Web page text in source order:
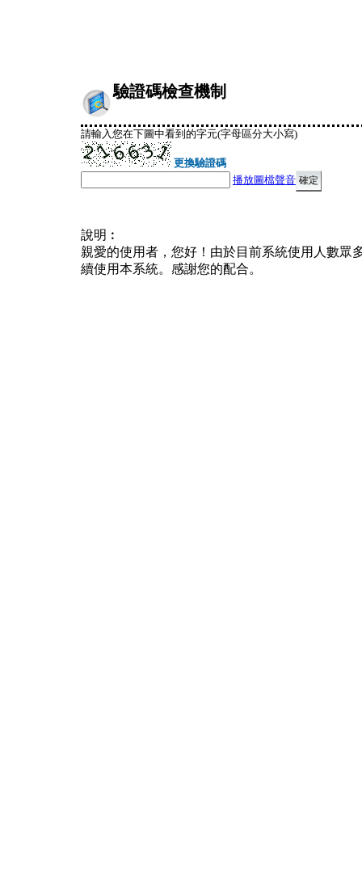
驗證碼檢查機制
請輸入您在下圖中看到的字元(字母區分大小寫)
更換驗證碼
播放圖檔聲音
說明︰
親愛的使用者，您好！由於目前系統使用人數眾
續使用本系統。感謝您的配合。